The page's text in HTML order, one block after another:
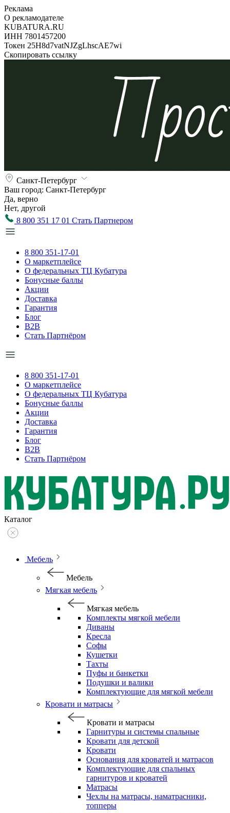
Реклама
О рекламодателе
KUBATURA.RU
ИНН 7801457200
Токен 25H8d7vatNJZgLhscAE7wi
Скопировать ссылку
Санкт-Петербург
Ваш город: Санкт-Петербург
Да, верно
Нет, другой
8 800 351 17 01 Стать Партнером
8 800 351-17-01
О маркетплейсе
О федеральных ТЦ Кубатура
Бонусные баллы
Акции
Доставка
Гарантия
Блог
B2B
Стать Партнёром
8 800 351-17-01
О маркетплейсе
О федеральных ТЦ Кубатура
Бонусные баллы
Акции
Доставка
Гарантия
Блог
B2B
Стать Партнёром
Каталог
Мебель
Мебель
Мягкая мебель
Мягкая мебель
Комплекты мягкой мебели
Диваны
Кресла
Софы
Кушетки
Тахты
Пуфы и банкетки
Подушки и валики
Комплектующие для мягкой мебели
Кровати и матрасы
Кровати и матрасы
Гарнитуры и системы спальные
Кровати для детской
Кровати
Основания для кроватей и матрасов
Комплектующие для спальных
гарнитуров и кроватей
Матрасы
Чехлы на матрасы, наматрасники,
топперы